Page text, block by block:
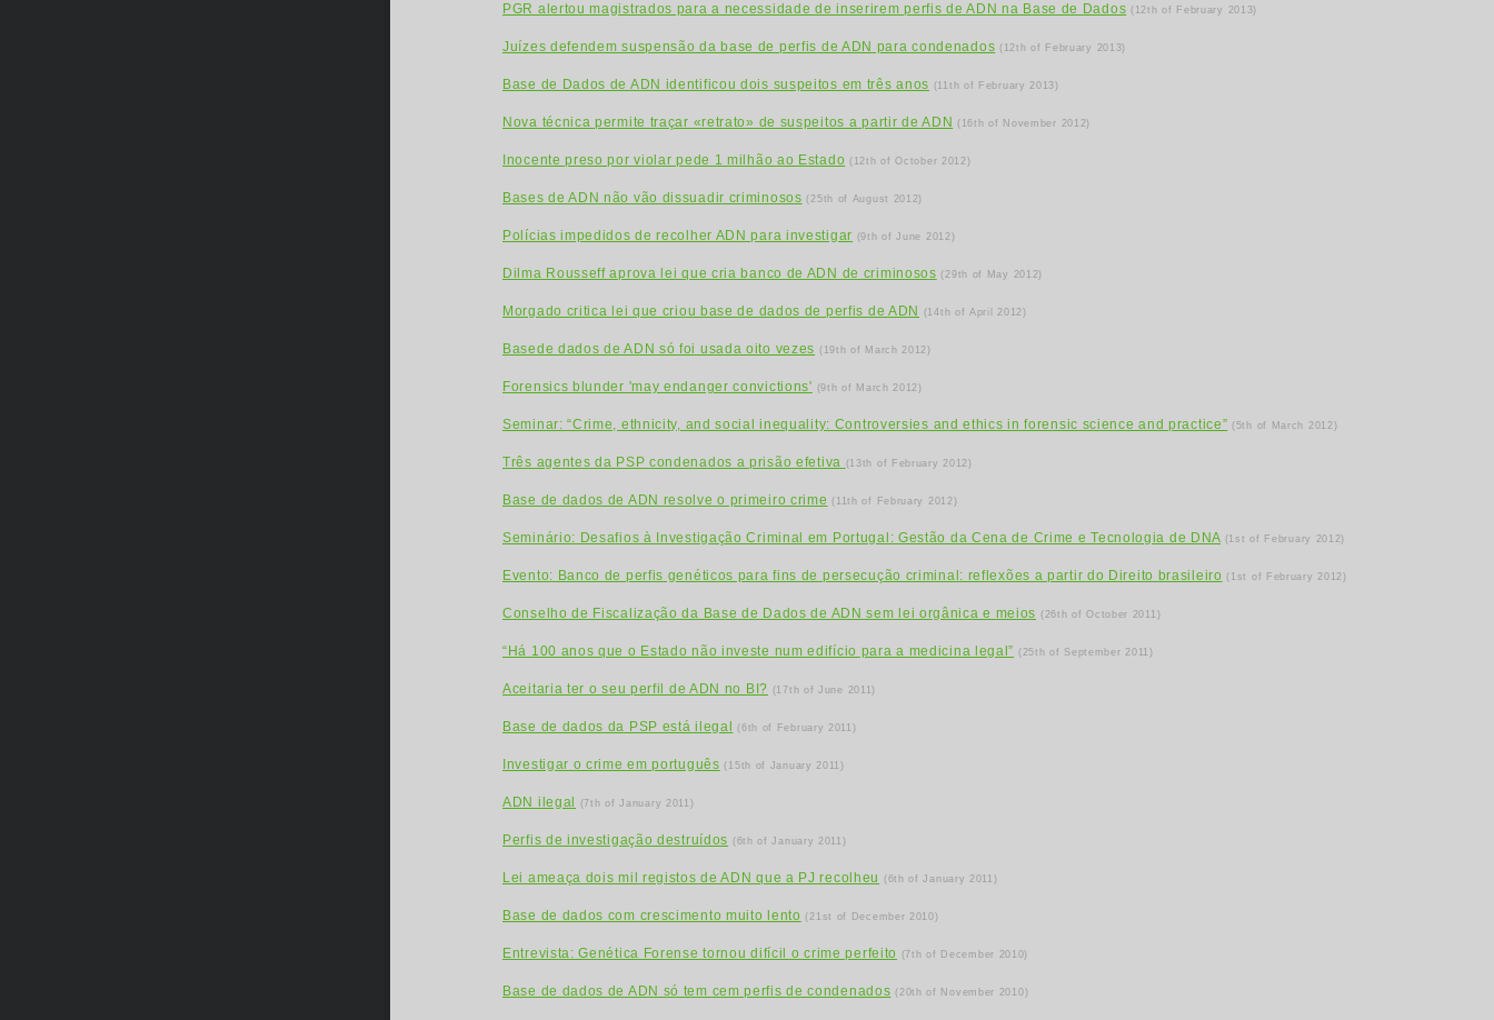
PGR alertou magistrados para a necessidade de inserirem perfis de ADN na Base de Dados (12th of February 2013)
Juízes defendem suspensão da base de perfis de ADN para condenados (12th of February 2013)
Base de Dados de ADN identificou dois suspeitos em três anos (11th of February 2013)
Nova técnica permite traçar «retrato» de suspeitos a partir de ADN (16th of November 2012)
Inocente preso por violar pede 1 milhão ao Estado (12th of October 2012)
Bases de ADN não vão dissuadir criminosos (25th of August 2012)
Polícias impedidos de recolher ADN para investigar (9th of June 2012)
Dilma Rousseff aprova lei que cria banco de ADN de criminosos (29th of May 2012)
Morgado critica lei que criou base de dados de perfis de ADN (14th of April 2012)
Basede dados de ADN só foi usada oito vezes (19th of March 2012)
Forensics blunder 'may endanger convictions' (9th of March 2012)
Seminar: “Crime, ethnicity, and social inequality: Controversies and ethics in forensic science and practice” (5th of March 2012)
Três agentes da PSP condenados a prisão efetiva (13th of February 2012)
Base de dados de ADN resolve o primeiro crime (11th of February 2012)
Seminário: Desafios à Investigação Criminal em Portugal: Gestão da Cena de Crime e Tecnologia de DNA (1st of February 2012)
Evento: Banco de perfis genéticos para fins de persecução criminal: reflexões a partir do Direito brasileiro (1st of February 2012)
Conselho de Fiscalização da Base de Dados de ADN sem lei orgânica e meios (26th of October 2011)
“Há 100 anos que o Estado não investe num edifício para a medicina legal” (25th of September 2011)
Aceitaria ter o seu perfil de ADN no BI? (17th of June 2011)
Base de dados da PSP está ilegal (6th of February 2011)
Investigar o crime em português (15th of January 2011)
ADN ilegal (7th of January 2011)
Perfis de investigação destruídos (6th of January 2011)
Lei ameaça dois mil registos de ADN que a PJ recolheu (6th of January 2011)
Base de dados com crescimento muito lento (21st of December 2010)
Entrevista: Genética Forense tornou difícil o crime perfeito (7th of December 2010)
Base de dados de ADN só tem cem perfis de condenados (20th of November 2010)